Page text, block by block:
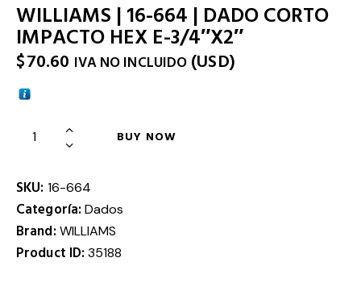
WILLIAMS | 16-664 | DADO CORTO
IMPACTO HEX E-3/4″X2″
$70.60 IVA NO INCLUIDO (USD)
BUY NOW
SKU: 16-664
Categoría:Dados
Brand: WILLIAMS
Product ID:35188